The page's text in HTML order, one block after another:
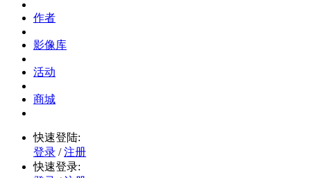
作者
影像库
活动
商城
快速登陆:
登录 / 注册
快速登录: